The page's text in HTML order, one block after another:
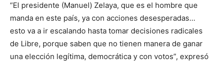
“El presidente (Manuel) Zelaya, que es el hombre que
manda en este país, ya con acciones desesperadas…
esto va a ir escalando hasta tomar decisiones radicales
de Libre, porque saben que no tienen manera de ganar
una elección legítima, democrática y con votos”, expresó